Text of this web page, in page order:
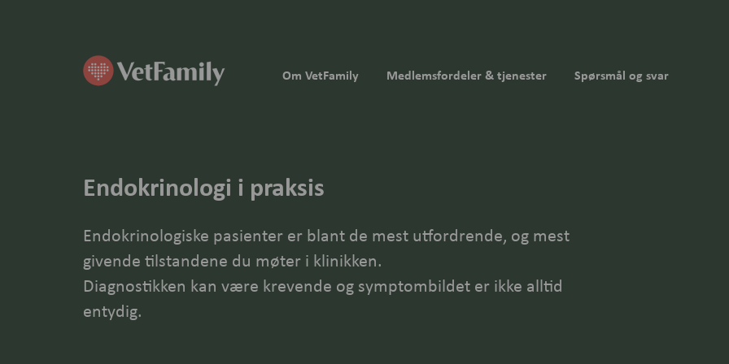
Om VetFamily Medlemsfordeler & tjenester Spørsmål og svar
Endokrinologi i praksis
Endokrinologiske pasienter er blant de mest utfordrende, og mest
givende tilstandene du møter i klinikken.
Diagnostikken kan være krevende og symptombildet er ikke alltid
entydig.